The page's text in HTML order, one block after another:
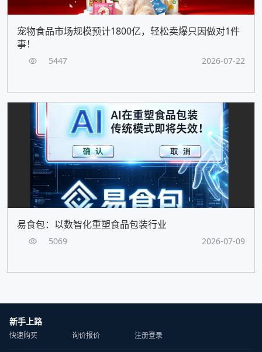
宠物食品市场规模预计1800亿，轻松卖爆只因做对1件
事！
5447 2026-07-22
易食包：以数智化重塑食品包装行业
5069 2026-07-09
新手上路
快速购买 询价报价 注册登录